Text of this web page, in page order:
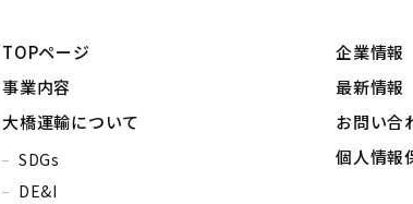
TOPページ
事業内容
大橋運輸について
SDGs
DE&I
企業情報
最新情報
お問い合
個人情報